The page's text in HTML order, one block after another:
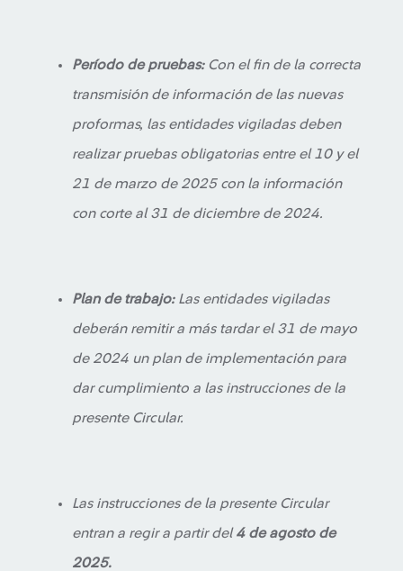
Período de pruebas:Con el fin de la correcta
transmisión de información de las nuevas
proformas, las entidades vigiladas deben
realizar pruebas obligatorias entre el 10 y el
21 de marzo de 2025 con la información
con corte al 31 de diciembre de 2024.
Plan de trabajo:Las entidades vigiladas
deberán remitir a más tardar el 31 de mayo
de 2024 un plan de implementación para
dar cumplimiento a las instrucciones de la
presente Circular.
Las instrucciones de la presente Circular
entran a regir a partir del4 de agosto de
2025.